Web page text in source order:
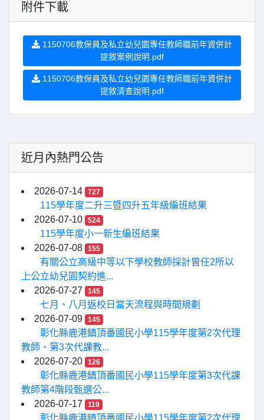
附件下載
1150706教保員及私立幼兒園專任教師職前年資併計
提敘案例說明.pdf
1150706教保員及私立幼兒園專任教師職前年資併計
提敘清查說明.pdf
近月內熱門公告
2026-07-14 727
115學年度二升三暨四升五年級編班結果
2026-07-10
524
115學年度小一新生編班結果
2026-07-08
155
有關公立高級中等以下學校教師採計曾任2所以
上公立幼兒園契約進...
2026-07-27
145
七月、八月返校日當天流程與時間規劃
2026-07-09
145
彰化縣鹿港鎮頂番國民小學115學年度第2次代理
教師、第3次代課教...
2026-07-20
126
彰化縣鹿港鎮頂番國民小學115學年度第3次代課
教師第4階段甄選公...
2026-07-17
119
彰化縣鹿港鎮頂番國民小學115學年度第2次代理